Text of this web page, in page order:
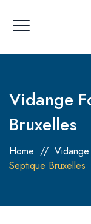
Vidange
Bruxelles
Home //
Septique Bruxelles